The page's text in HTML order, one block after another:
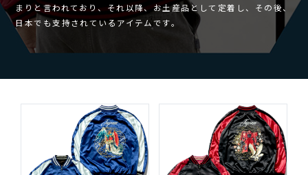
まりと言われており、それ以降、お土産品として定着し、その後、
日本でも支持されているアイテムです。